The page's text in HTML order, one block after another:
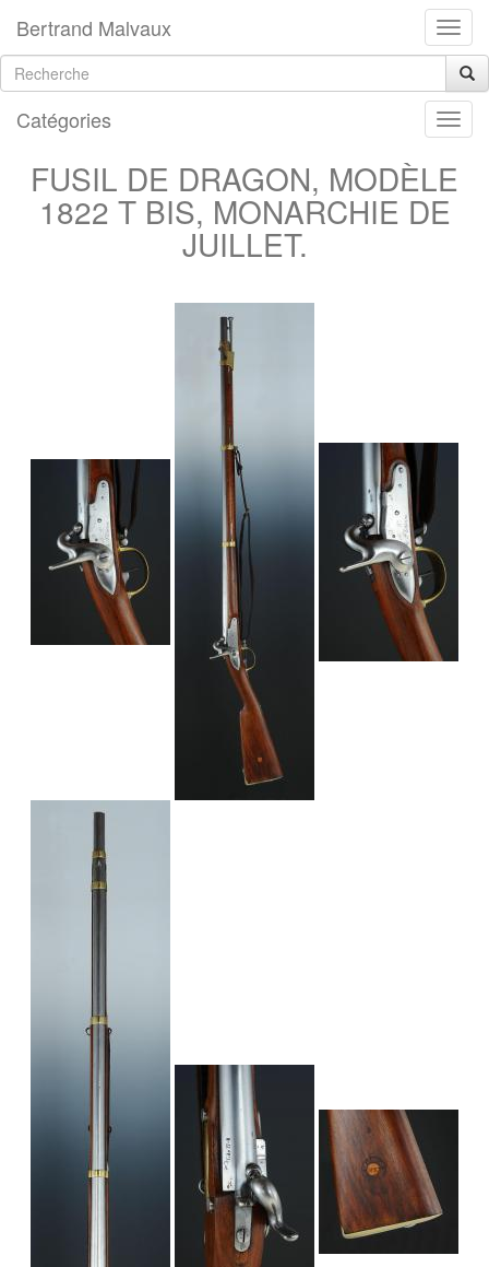
Bertrand Malvaux
Catégories
FUSIL DE DRAGON, MODÈLE
1822 T BIS, MONARCHIE DE
JUILLET.